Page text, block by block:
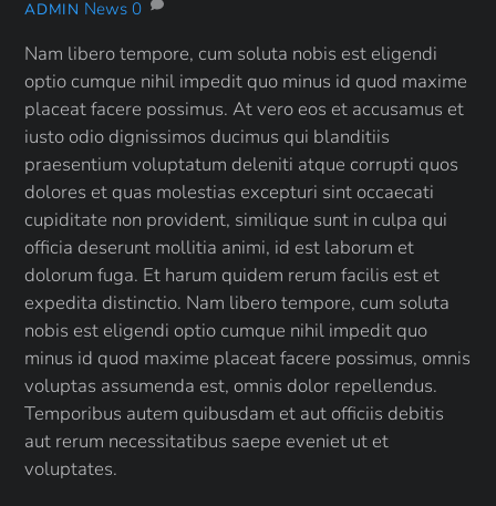
ADMIN News 0
Nam libero tempore, cum soluta nobis est eligendi
optio cumque nihil impedit quo minus id quod maxime
placeat facere possimus. At vero eos et accusamus et
iusto odio dignissimos ducimus qui blanditiis
praesentium voluptatum deleniti atque corrupti quos
dolores et quas molestias excepturi sint occaecati
cupiditate non provident, similique sunt in culpa qui
officia deserunt mollitia animi, id est laborum et
dolorum fuga. Et harum quidem rerum facilis est et
expedita distinctio. Nam libero tempore, cum soluta
nobis est eligendi optio cumque nihil impedit quo
minus id quod maxime placeat facere possimus, omnis
voluptas assumenda est, omnis dolor repellendus.
Temporibus autem quibusdam et aut officiis debitis
aut rerum necessitatibus saepe eveniet ut et
voluptates.